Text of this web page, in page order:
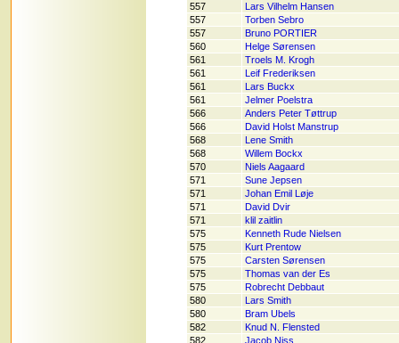
557
Lars Vilhelm Hansen
557
Torben Sebro
557
Bruno PORTIER
560
Helge Sørensen
561
Troels M. Krogh
561
Leif Frederiksen
561
Lars Buckx
561
Jelmer Poelstra
566
Anders Peter Tøttrup
566
David Holst Manstrup
568
Lene Smith
568
Willem Bockx
570
Niels Aagaard
571
Sune Jepsen
571
Johan Emil Løje
571
David Dvir
571
klil zaitlin
575
Kenneth Rude Nielsen
575
Kurt Prentow
575
Carsten Sørensen
575
Thomas van der Es
575
Robrecht Debbaut
580
Lars Smith
580
Bram Ubels
582
Knud N. Flensted
582
Jacob Niss